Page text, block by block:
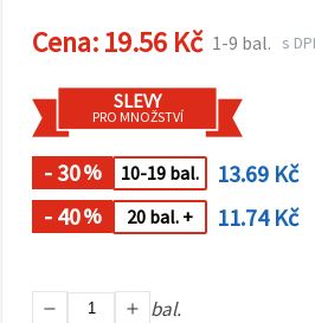
"Přijmout
uvést své
preference v
Nastavení
výběrem
daného
typu
cookies a
kliknutím
Cena:19.56 Kč 1-9 bal. s
SLEVY
PRO MNOŽSTVÍ
- 30% 10-19 bal.
13.69 Kč
- 40% 20 bal. + 11.74 Kč
bal.